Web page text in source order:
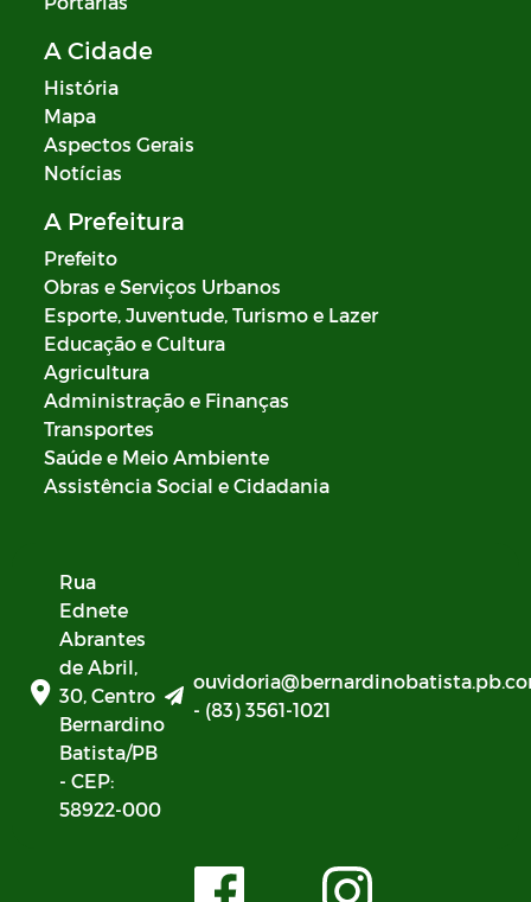
A Cidade
História
Mapa
Aspectos Gerais
Notícias
A Prefeitura
Prefeito
Obras e Serviços Urbanos
Esporte, Juventude, Turismo e Lazer
Educação e Cultura
Agricultura
Administração e Finanças
Transportes
Saúde e Meio Ambiente
Assistência Social e Cidadania
Rua
Ednete
Abrantes
de Abril,
30, Centro
Bernardino
Batista/PB
- CEP:
58922-000
- (83) 3561-1021